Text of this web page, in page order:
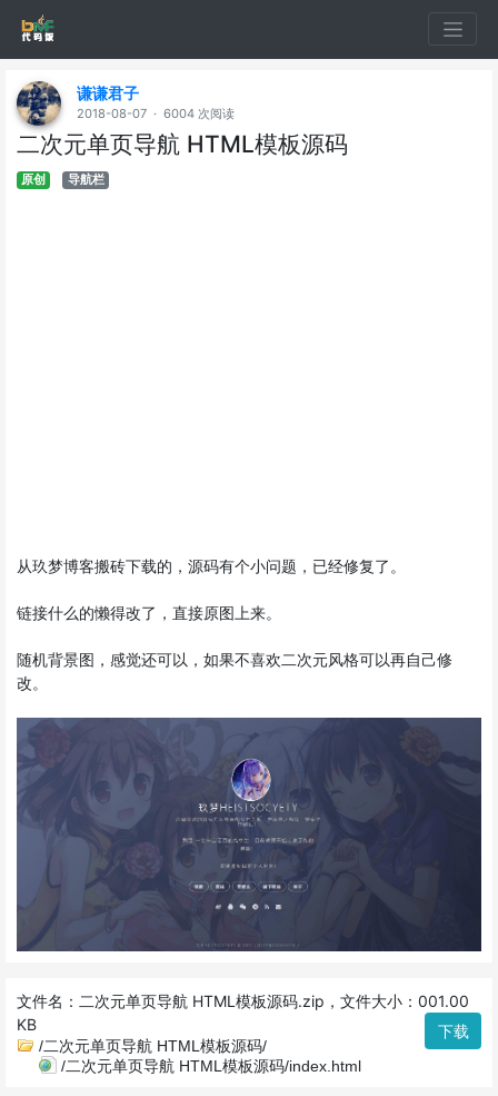
谦谦君子
2018-08-07 · 6004 次阅读
二次元单页导航 HTML模板源码
原创 导航栏
从玖梦博客搬砖下载的，源码有个小问题，已经修复了。
链接什么的懒得改了，直接原图上来。
随机背景图，感觉还可以，如果不喜欢二次元风格可以再自己修
改。
文件名：二次元单页导航 HTML模板源码.zip，文件大小：001.00
KB
下载
/二次元单页导航 HTML模板源码/
/二次元单页导航 HTML模板源码/index.html